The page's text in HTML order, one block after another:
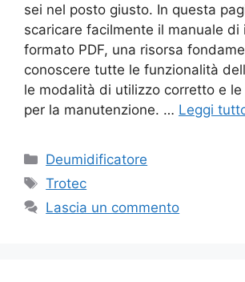
sei nel posto giusto. In questa
scaricare facilmente il manuale di
formato PDF, una risorsa
conoscere tutte le funzionalità
le modalità di utilizzo corretto e
per la manutenzione. … Leggi
Categorie
Deumidificatore
Tag
Trotec
Lascia un commento